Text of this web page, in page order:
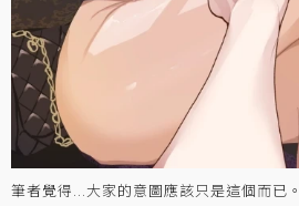
筆者覺得...大家的意圖應該只是這個而已。